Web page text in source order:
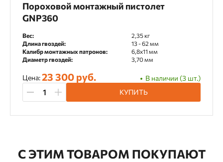
Пороховой монтажный пистолет
GNP360
Вес:
2,35 кг
Длина гвоздей:
13 - 62 мм
Калибр монтажных патронов:
6,8х11 мм
Диаметр гвоздей:
3,70 мм
Цена:23 300 руб.
В наличии (3 шт.)
КУПИТЬ
С ЭТИМ ТОВАРОМ ПОКУПАЮТ